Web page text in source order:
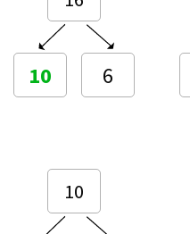
10 6
10